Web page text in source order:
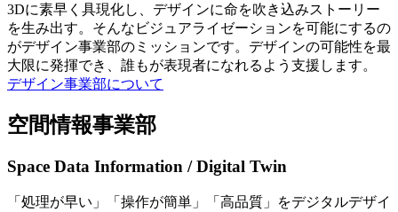
3Dに素早く具現化し、デザインに命を吹き込みストーリー
を生み出す。そんなビジュアライゼーションを可能にするの
がデザイン事業部のミッションです。デザインの可能性を最
大限に発揮でき、誰もが表現者になれるよう支援します。
デザイン事業部について
空間情報事業部
Space Data Information / Digital Twin
「処理が早い」「操作が簡単」「高品質」をデジタルデザイ